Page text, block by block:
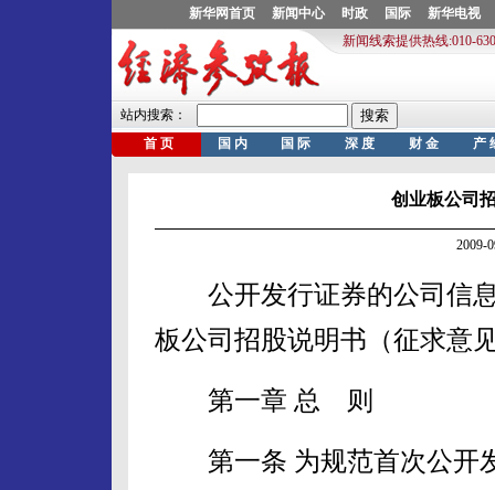
创业板公司
2009-
公开发行证券的公司信
板公司招股说明书（征求意
第一章 总 则
第一条 为规范首次公开